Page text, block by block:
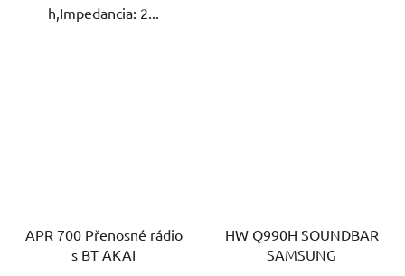
h,Impedancia: 2...
APR 700 Přenosné rádio
s BT AKAI
HW Q990H SOUNDBAR
SAMSUNG